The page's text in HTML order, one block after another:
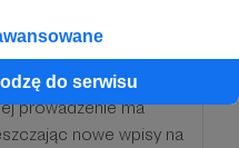
do serwisu
i za zostanie
rozwoju mojej
prowadzenie ma
nowe wpisy na